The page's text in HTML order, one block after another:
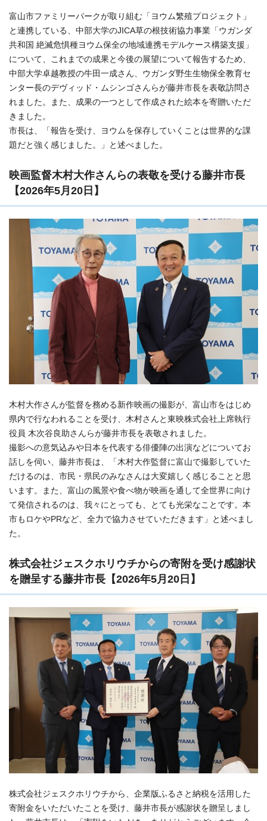
富山市ファミリーパークが取り組む「ヨウム繁殖プロジェクト」
と連携している、中部大学のJICA草の根技術協力事業「ウガンダ
共和国 絶滅危惧種ヨウム保全の地域連携モデルケース構築支援」
について、これまでの成果と今後の展望について報告するため、
中部大学卓越教授の牛田一成さん、ウガンダ野生生物保全教育セ
ンター長のデヴィッド・ムシンゴさんらが藤井市長を表敬訪問さ
れました。また、成果の一つとして作成された絵本を寄贈いただ
きました。
市長は、「報告を受け、ヨウムを保存していくことは世界的な課
題だと強く感じました。」と述べました。
映画監督木村大作さんらの表敬を受ける藤井市長
【2026年5月20日】
木村大作さんが監督を務める新作映画の撮影が、富山市をはじめ
県内で行なわれることを受け、木村さんと東映株式会社上席執行
役員 木次谷良助さんらが藤井市長を表敬されました。
撮影への意気込みや日本を代表する俳優陣の出演などについてお
話しを伺い、藤井市長は、「木村大作監督に富山で撮影していた
だけるのは、市民・県民のみなさんは大変嬉しく感じることと思
います。また、富山の風景や食べ物が映画を通して全世界に向け
て発信されるのは、我々にとっても、とても光栄なことです。本
市もロケやPRなど、全力で協力させていただきます」と述べまし
た。
株式会社ジェスクホリウチからの寄附を受け感謝状
を贈呈する藤井市長【2026年5月20日】
株式会社ジェスクホリウチから、企業版ふるさと納税を活用した
寄附金をいただいたことを受け、藤井市長が感謝状を贈呈しまし